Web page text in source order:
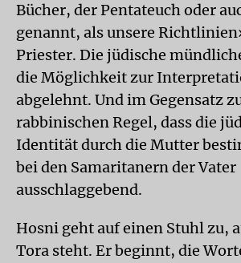
Bücher, der Pentateuch oder
genannt, als unsere
Priester. Die jüdische
die Möglichkeit zur
abgelehnt. Und im Gegensatz
rabbinischen Regel, dass die
Identität durch die Mutter
bei den Samaritanern der Vater
ausschlaggebend.
Hosni geht auf einen Stuhl zu,
Tora steht. Er beginnt, die